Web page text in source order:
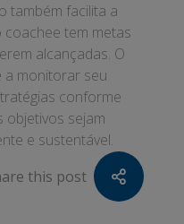
também facilita a
tem metas
alcançadas. O
a monitorar seu
conforme
objetivos sejam
e sustentável.
this post